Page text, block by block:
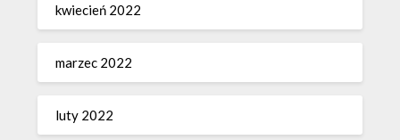
kwiecień 2022
marzec 2022
luty 2022